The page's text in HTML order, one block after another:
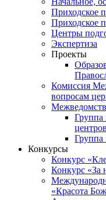
Приходское
Приходское
Центры
Экспертиза
Проекты
Комиссия
вопросам
Группа
центров
Группа
Конкурсы
Конкурс
Конкурс «За
«Красота